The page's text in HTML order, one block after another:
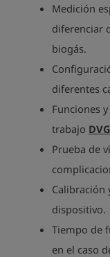
Medición
diferenciar
biogás.
diferentes
Funciones
trabajo
Prueba de
Calibración
dispositivo.
Tiempo de
en el caso